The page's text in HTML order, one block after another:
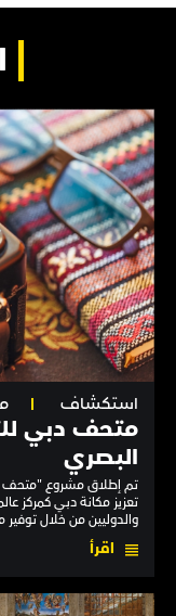
استكشاف
متحف دبي
البصري
تم إطلاق مشروع "متحف
تعزيز مكانة دبي كمركز
والدوليين من خلال
اقرأ